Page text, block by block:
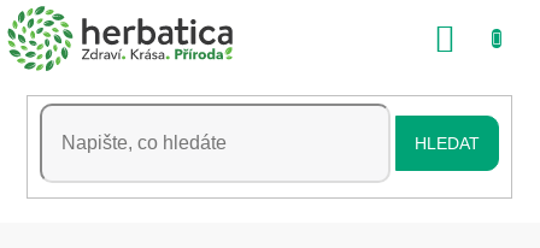
Přejít
na
obsah
HLEDAT